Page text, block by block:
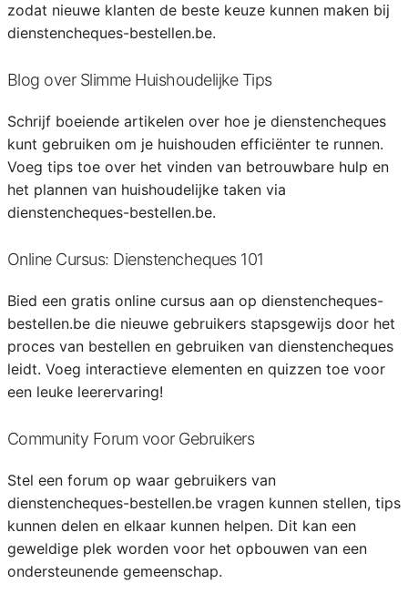
zodat nieuwe klanten de beste keuze kunnen maken bij
dienstencheques-bestellen.be.
Blog over Slimme Huishoudelijke Tips
Schrijf boeiende artikelen over hoe je dienstencheques
kunt gebruiken om je huishouden efficiënter te runnen.
Voeg tips toe over het vinden van betrouwbare hulp en
het plannen van huishoudelijke taken via
dienstencheques-bestellen.be.
Online Cursus: Dienstencheques 101
Bied een gratis online cursus aan op dienstencheques-
bestellen.be die nieuwe gebruikers stapsgewijs door het
proces van bestellen en gebruiken van dienstencheques
leidt. Voeg interactieve elementen en quizzen toe voor
een leuke leerervaring!
Community Forum voor Gebruikers
Stel een forum op waar gebruikers van
dienstencheques-bestellen.be vragen kunnen stellen, tips
kunnen delen en elkaar kunnen helpen. Dit kan een
geweldige plek worden voor het opbouwen van een
ondersteunende gemeenschap.